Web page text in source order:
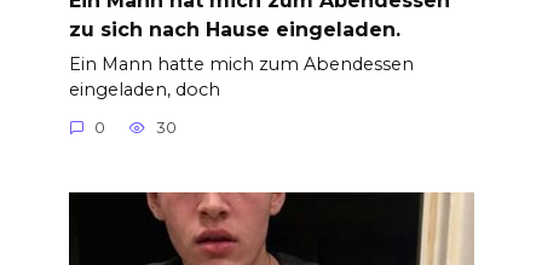
zu sich nach Hause eingeladen.
Ein Mann hatte mich zum Abendessen
eingeladen, doch
0 30